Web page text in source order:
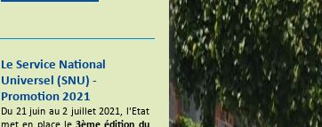
Le Service National
Universel (SNU) -
Promotion 2021
Du 21 juin au 2 juillet 2021, l'Etat